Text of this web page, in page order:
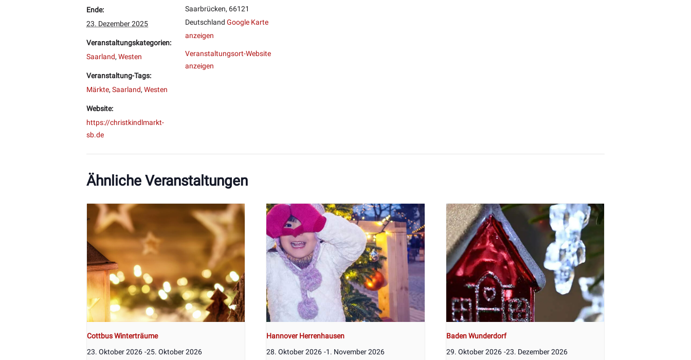
Ende:
23. Dezember 2025
Veranstaltungskategorien:
Saarland, Westen
Veranstaltung-Tags:
Märkte, Saarland, Westen
Website:
https://christkindlmarkt-
sb.de
Saarbrücken, 66121
Deutschland Google Karte
anzeigen
Veranstaltungsort-Website
anzeigen
Ähnliche Veranstaltungen
Cottbus Winterträume
23. Oktober 2026 -25. Oktober 2026
Hannover Herrenhausen
28. Oktober 2026 -1. November 2026
Baden Wunderdorf
29. Oktober 2026 -23. Dezember 2026